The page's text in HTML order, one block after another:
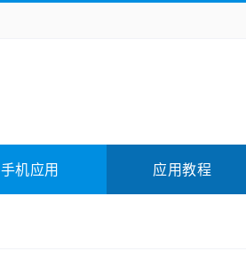
影音软件 插件下载
手机应用 应用教程